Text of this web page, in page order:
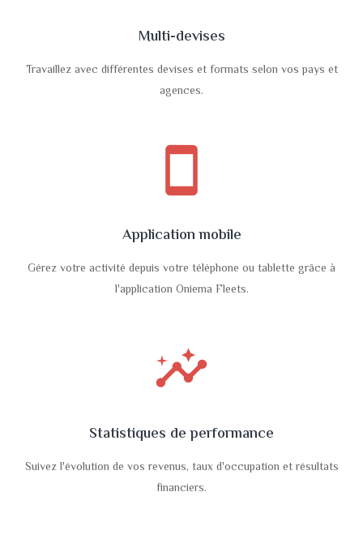
Multi-devises
Travaillez avec différentes devises et formats selon vos pays et
agences.
smartphone
Application mobile
Gérez votre activité depuis votre téléphone ou tablette grâce à
l'application Oniema Fleets.
insights
Statistiques de performance
Suivez l'évolution de vos revenus, taux d'occupation et résultats
financiers.